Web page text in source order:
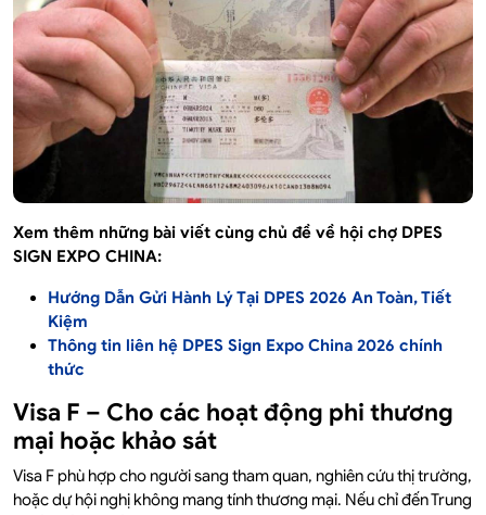
Xem thêm những bài viết cùng chủ đề về hội chợ DPES
SIGN EXPO CHINA:
Hướng Dẫn Gửi Hành Lý Tại DPES 2026 An Toàn, Tiết
Kiệm
Thông tin liên hệ DPES Sign Expo China 2026 chính
thức
Visa F – Cho các hoạt động phi thương
mại hoặc khảo sát
Visa F phù hợp cho người sang tham quan, nghiên cứu thị trường,
hoặc dự hội nghị không mang tính thương mại. Nếu chỉ đến Trung